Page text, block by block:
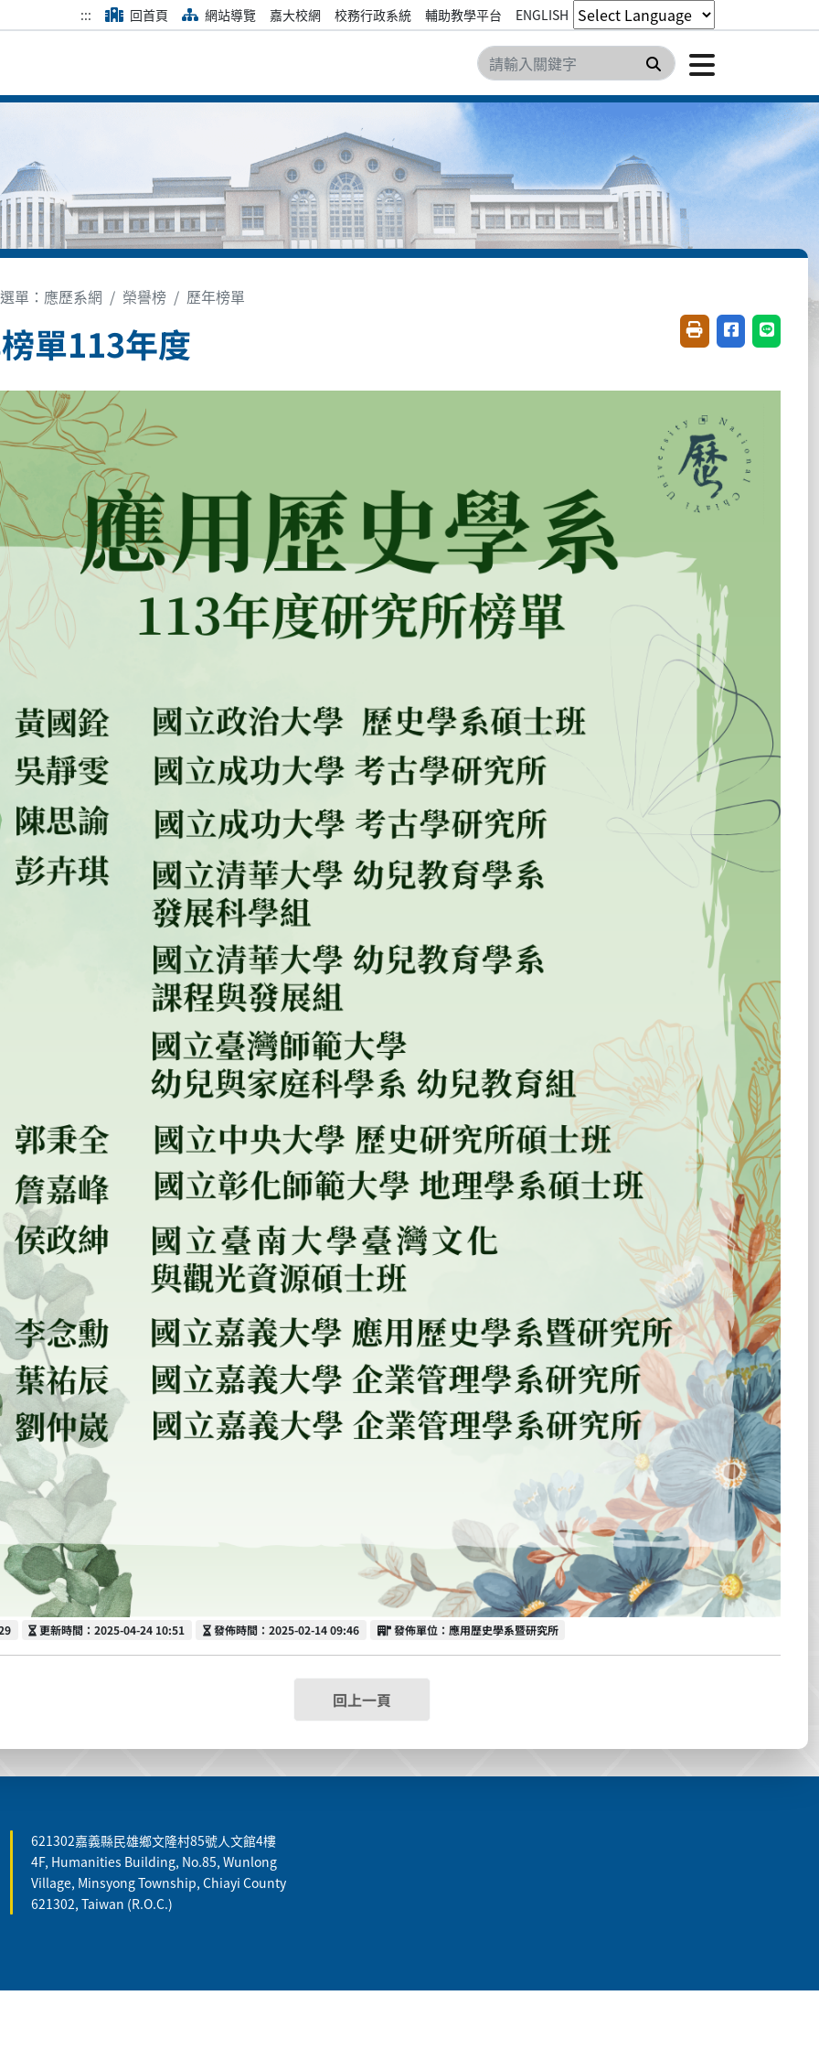
::: 回首頁 網站導覽 嘉大校網 校務行政系統 輔助教學平台 ENGLISH
搜尋 點擊開
單：應歷系網 榮譽榜 歷年榜單
單113年度 友善列印(開新視窗)
分享至臉書(
分享至
更新時間
更新時間：2025-04-24 10:51 發佈時間
發佈時間：2025-02-14 09:46 發佈單位
發佈單位：應用歷史學系暨研究所
回上一頁
621302嘉義縣民雄鄉文隆村85號人文館4樓
4F, Humanities Building, No.85, Wunlong
Village, Minsyong Township, Chiayi County
621302, Taiwan (R.O.C.)